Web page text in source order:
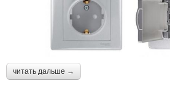
читать дальше →